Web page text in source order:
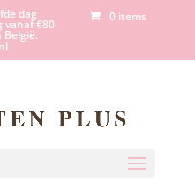
dag
vanaf €80
België.
0 items